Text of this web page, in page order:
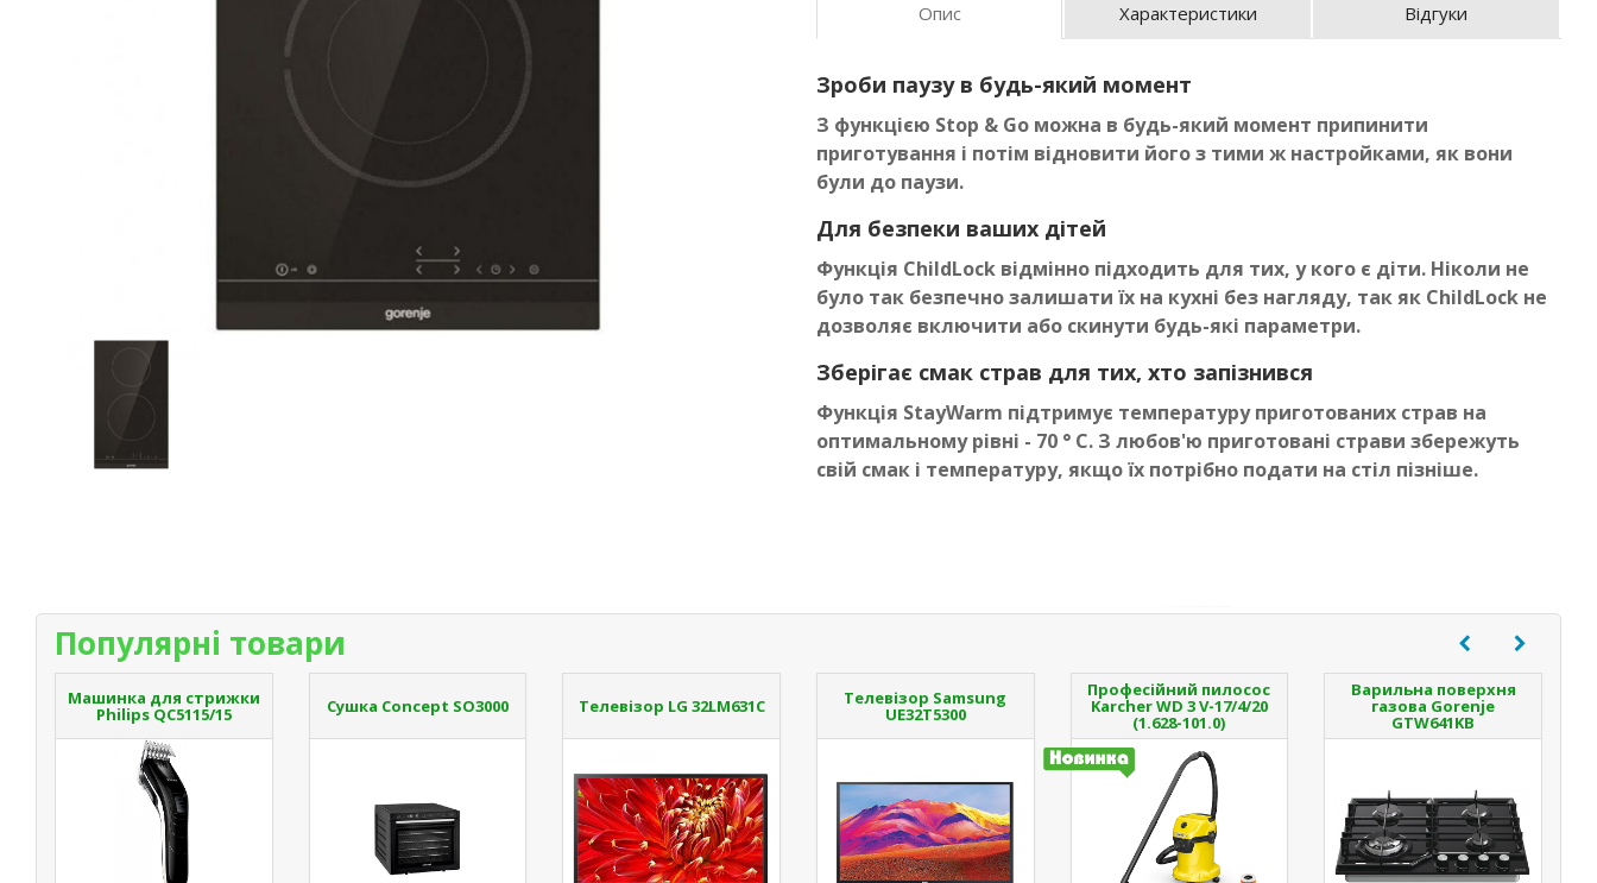
Опис Характеристики Відгуки
Зроби паузу в будь-який момент
З функцією Stop & Go можна в будь-який момент припинити
приготування і потім відновити його з тими ж настройками, як вони
були до паузи.
Для безпеки ваших дітей
Функція ChildLock відмінно підходить для тих, у кого є діти. Ніколи не
було так безпечно залишати їх на кухні без нагляду, так як ChildLock не
дозволяє включити або скинути будь-які параметри.
Зберігає смак страв для тих, хто запізнився
Функція StayWarm підтримує температуру приготованих страв на
оптимальному рівні - 70 ° С. З любов'ю приготовані страви збережуть
свій смак і температуру, якщо їх потрібно подати на стіл пізніше.
Популярні товари
Машинка для стрижки
Philips QC5115/15 Сушка Concept SO3000 Телевізор LG 32LM631C Телевізор Samsung
UE32T5300
Професійний пилосос
Karcher WD 3 V-17/4/20
(1.628-101.0)
Варильна поверхня
газова Gorenje
GTW641KB